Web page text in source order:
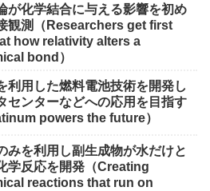
が化学結合に与える影響を初め
観測（Researchers get first
how relativity alters a
bond）
利用した燃料電池技術を開発し
センターなどへの応用を目指す
powers the future）
みを利用し副生成物が水だけと
学反応を開発（Creating
reactions that run on